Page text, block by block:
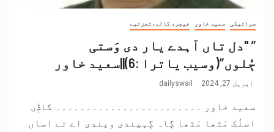
سرائیکی سعید خاور فیچر، کالم،تجزئیے
” "دل تاں آہدے یار دی وَستی
ڄُلوں”(وسیب یاترا :6)||سعید خاور
اپریل 27, 2024 dailyswail
سعید خاور ۔۔۔۔۔۔۔۔۔۔۔۔۔۔۔۔۔۔۔۔۔۔۔۔ گاݙی
اسلُک مَٹھا مَٹھا ڳاہ ڳہیندی ویندی اے تے اساں